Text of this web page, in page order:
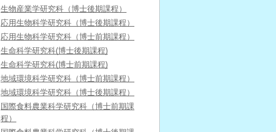
生物産業学研究科（博士後期課程）
応用生物科学研究科（博士後期課程）
応用生物科学研究科（博士前期課程）
生命科学研究科(博士後期課程)
生命科学研究科(博士前期課程)
地域環境科学研究科（博士前期課程）
地域環境科学研究科（博士後期課程）
国際食料農業科学研究科（博士前期課
程）